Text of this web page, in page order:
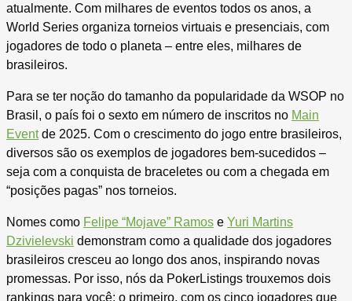
atualmente. Com milhares de eventos todos os anos, a
World Series organiza torneios virtuais e presenciais, com
jogadores de todo o planeta – entre eles, milhares de
brasileiros.
Para se ter noção do tamanho da popularidade da WSOP no
Brasil, o país foi o sexto em número de inscritos no Main
Eventde 2025. Com o crescimento do jogo entre brasileiros,
diversos são os exemplos de jogadores bem-sucedidos –
seja com a conquista de braceletes ou com a chegada em
“posições pagas” nos torneios.
Nomes como Felipe “Mojave” Ramos e Yuri Martins
Dzivielevski demonstram como a qualidade dos jogadores
brasileiros cresceu ao longo dos anos, inspirando novas
promessas. Por isso, nós da PokerListings trouxemos dois
rankings para você: o primeiro, com os cinco jogadores que